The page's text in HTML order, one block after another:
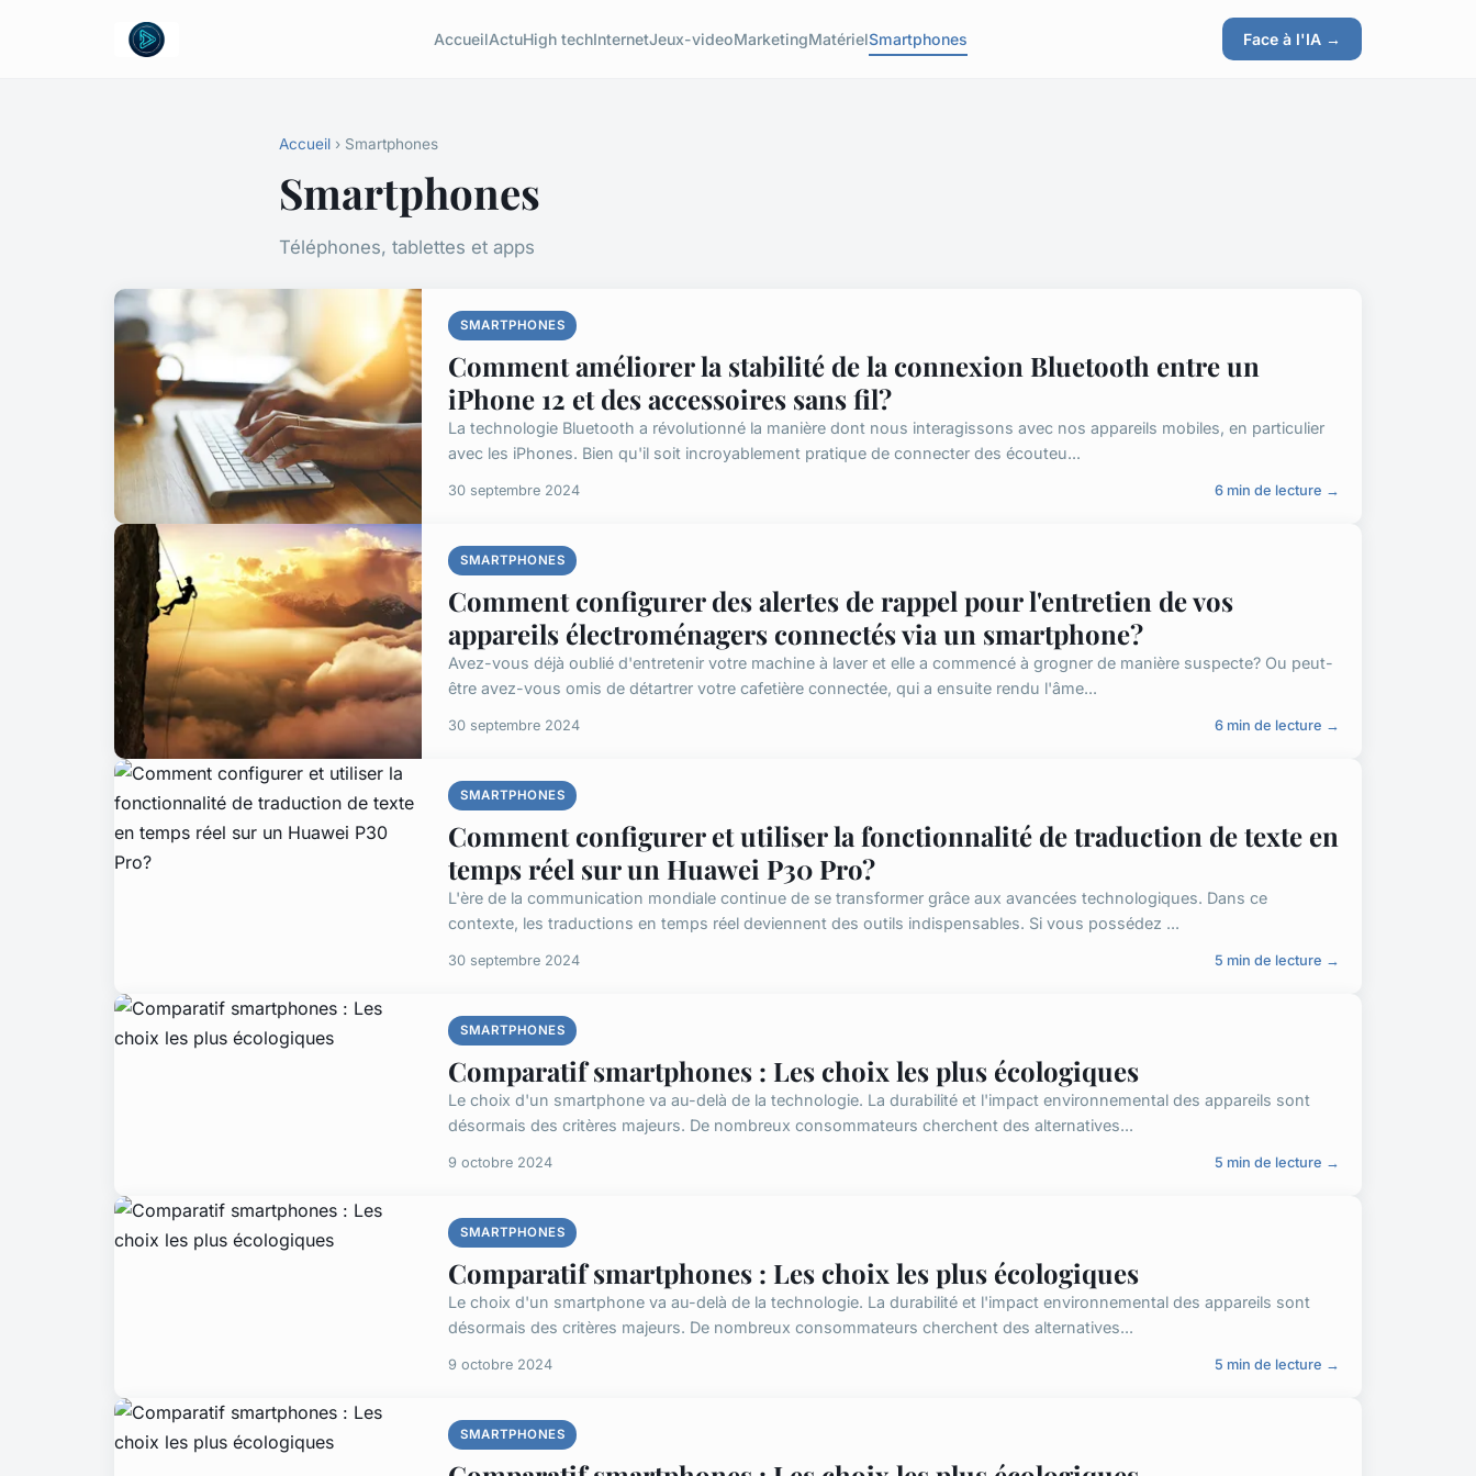
AccueilActuHigh techInternetJeux-videoMarketingMatérielSmartphones Face à l'IA →
Accueil › Smartphones
Smartphones
Téléphones, tablettes et apps
SMARTPHONES
Comment améliorer la stabilité de la connexion Bluetooth entre un
iPhone 12 et des accessoires sans fil?
La technologie Bluetooth a révolutionné la manière dont nous interagissons avec nos appareils mobiles, en particulier
avec les iPhones. Bien qu'il soit incroyablement pratique de connecter des écouteu...
30 septembre 2024 6 min de lecture →
SMARTPHONES
Comment configurer des alertes de rappel pour l'entretien de vos
appareils électroménagers connectés via un smartphone?
Avez-vous déjà oublié d'entretenir votre machine à laver et elle a commencé à grogner de manière suspecte? Ou peut-
être avez-vous omis de détartrer votre cafetière connectée, qui a ensuite rendu l'âme...
30 septembre 2024 6 min de lecture →
SMARTPHONES
Comment configurer et utiliser la fonctionnalité de traduction de texte en
temps réel sur un Huawei P30 Pro?
L'ère de la communication mondiale continue de se transformer grâce aux avancées technologiques. Dans ce
contexte, les traductions en temps réel deviennent des outils indispensables. Si vous possédez ...
30 septembre 2024 5 min de lecture →
SMARTPHONES
Comparatif smartphones : Les choix les plus écologiques
Le choix d'un smartphone va au-delà de la technologie. La durabilité et l'impact environnemental des appareils sont
désormais des critères majeurs. De nombreux consommateurs cherchent des alternatives...
9 octobre 2024 5 min de lecture →
SMARTPHONES
Comparatif smartphones : Les choix les plus écologiques
Le choix d'un smartphone va au-delà de la technologie. La durabilité et l'impact environnemental des appareils sont
désormais des critères majeurs. De nombreux consommateurs cherchent des alternatives...
9 octobre 2024 5 min de lecture →
SMARTPHONES